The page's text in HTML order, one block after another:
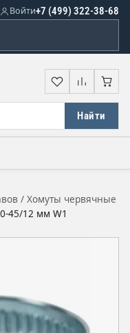
+7 (499) 322-38-68
Войти
Найти
Избранное
/ Хомуты червячные
45/12 мм W1